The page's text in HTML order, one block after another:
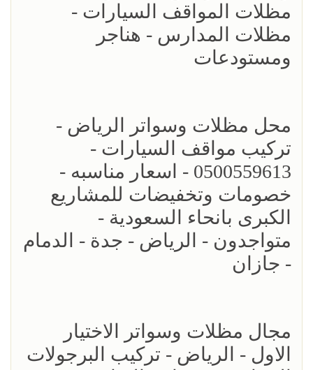
مظلات المواقف السيارات -
مظلات المدارس - هناجر
ومستودعات
محل مظلات وسواتر الرياض -
تركيب مواقف السيارات -
0500559613 - اسعار مناسبه -
خصومات وتخفيضات للمشاريع
الكبرى بانحاء السعودية -
متواجدون - الرياض - جدة - الدمام
- جازان
مجال مظلات وسواتر الاختيار
الاول - الرياض - تركيب البرجولات